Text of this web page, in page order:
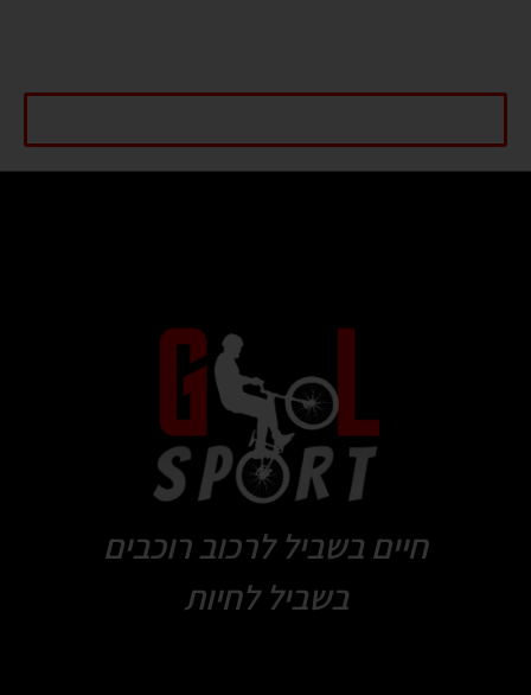
חיים בשביל לרכוב רוכבים
בשביל לחיות